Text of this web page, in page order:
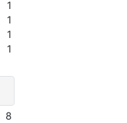
1
1
1
1
8